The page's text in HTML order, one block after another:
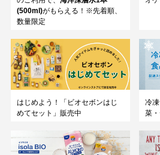
(500ml)がもらえる！※先着順、
数量限定
はじめよう！「ビオセボンはじ
めてセット」販売中
冷
菜